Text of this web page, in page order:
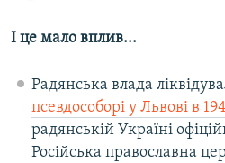
І це мало вплив...
Радянська влада
псевдособорі у Львові в
радянській Україні
Російська православна